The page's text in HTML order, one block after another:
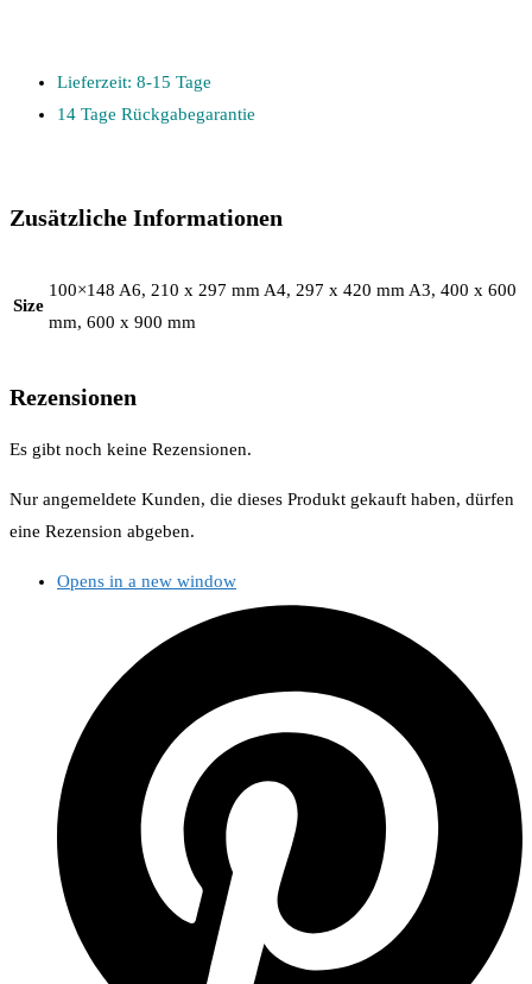
Lieferzeit: 8-15 Tage
14 Tage Rückgabegarantie
Zusätzliche Informationen
Size
100×148 A6, 210 x 297 mm A4, 297 x 420 mm A3, 400 x 600
mm, 600 x 900 mm
Rezensionen
Es gibt noch keine Rezensionen.
Nur angemeldete Kunden, die dieses Produkt gekauft haben, dürfen
eine Rezension abgeben.
Opens in a new window